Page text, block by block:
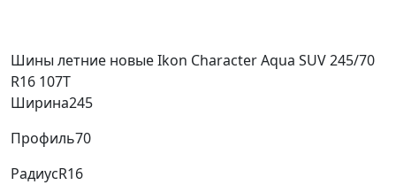
Шины летние новые Ikon Character Aqua SUV 245/70
R16 107T
Ширина245
Профиль70
РадиусR16